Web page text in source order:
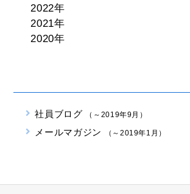
2022年
2021年
2020年
社員ブログ （～2019年9月）
メールマガジン （～2019年1月）